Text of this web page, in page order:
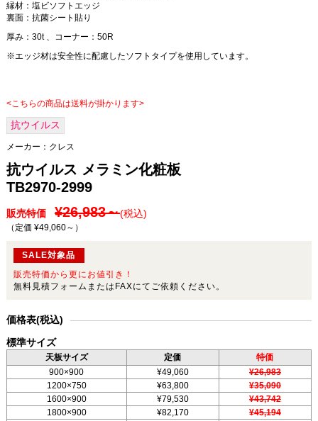
縁材：塩ビソフトエッジ
裏面：抗菌シート貼り
厚み：30t 、コーナー：50R
※エッジ材は安全性に配慮したソフトタイプを使用しています。
<こちらの商品は送料が掛かります>
抗ウイルス
メーカー： クレス
抗ウイルス メラミン化粧板
TB2970-2999
販売特価 ¥26,983～(税込)
（定価 ¥49,060～ ）
SALE対象品
販売特価から更にお値引き！
無料見積フォームまたはFAXにてご依頼ください。
価格表(税込)
標準サイズ
天板サイズ 定価
特価
900×900
¥49,060
¥26,983
1200×750
¥63,800
¥35,090
1600×900
¥79,530
¥43,742
1800×900
¥82,170 ¥45,194